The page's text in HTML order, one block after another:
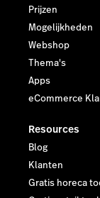
Prijzen
Mogelijkheden
Webshop
Thema's
Apps
eCommerce
Resources
Blog
Klanten
Gratis horeca